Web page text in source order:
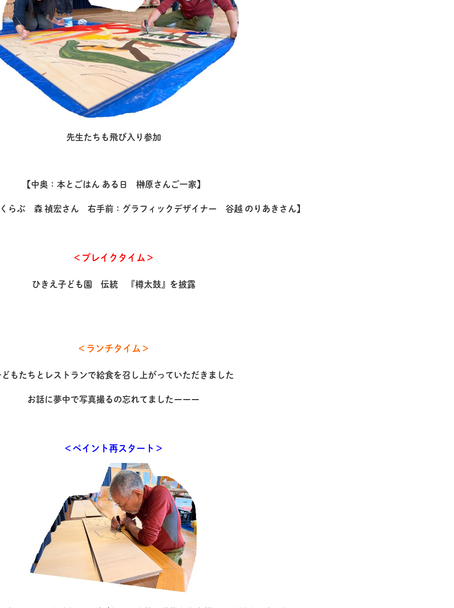
先生たちも飛び入り参加
【中奥：本とごはん ある日 榊原さんご一家】
くらぶ 森 禎宏さん 右手前：グラフィックデザイナー 谷越 のりあきさん】
＜ブレイクタイム＞
ひきえ子ども園 伝統 『樽太鼓』を披露
＜ランチタイム＞
どもたちとレストランで給食を召し上がっていただきました
お話に夢中で写真撮るの忘れてましたーーー
＜ペイント再スタート＞